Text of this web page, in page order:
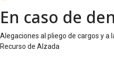
En caso de
Alegaciones al pliego de cargos y a
Recurso de Alzada